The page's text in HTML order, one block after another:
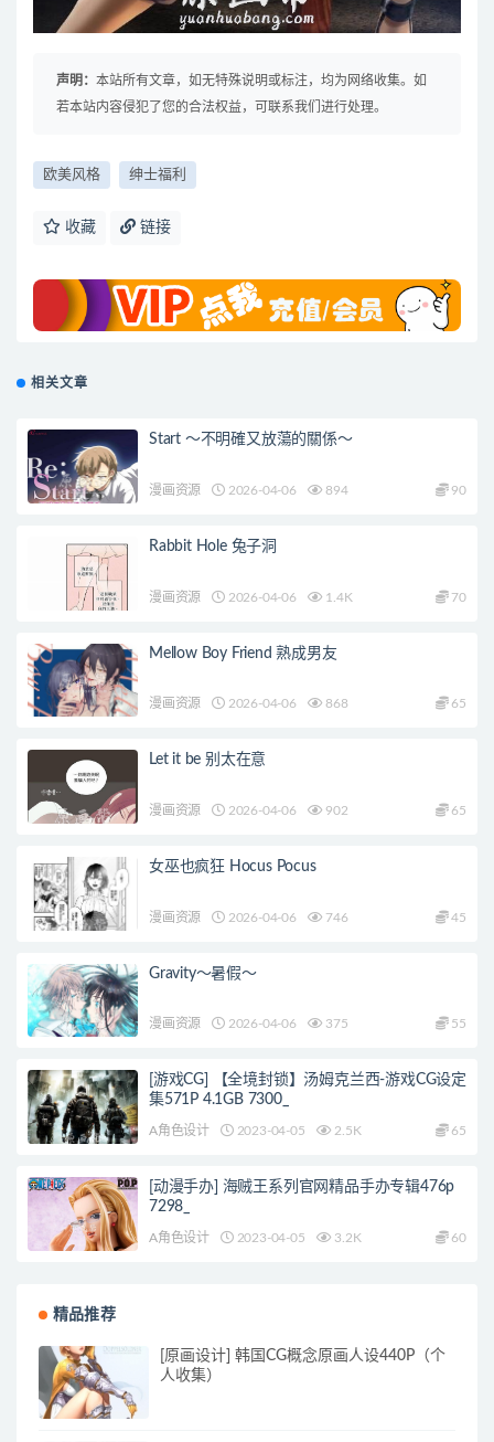
声明： 本站所有文章，如无特殊说明或标注，均为网络收集。如
若本站内容侵犯了您的合法权益，可联系我们进行处理。
欧美风格 绅士福利
收藏 链接
相关文章
Start ～不明確又放蕩的關係～
漫画资源 2026-04-06 894 90
Rabbit Hole 兔子洞
漫画资源 2026-04-06 1.4K 70
Mellow Boy Friend 熟成男友
漫画资源 2026-04-06 868 65
Let it be 别太在意
漫画资源 2026-04-06 902 65
女巫也疯狂 Hocus Pocus
漫画资源 2026-04-06 746 45
Gravity～暑假～
漫画资源 2026-04-06 375 55
[游戏CG] 【全境封锁】汤姆克兰西-游戏CG设定
集571P 4.1GB 7300_
A角色设计 2023-04-05 2.5K 65
[动漫手办] 海贼王系列官网精品手办专辑476p
7298_
A角色设计 2023-04-05 3.2K 60
精品推荐
[原画设计] 韩国CG概念原画人设440P（个
人收集）